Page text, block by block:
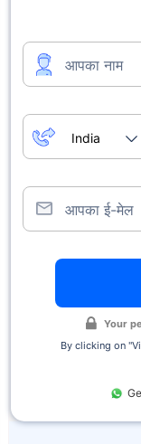
आपका नाम
आपका ई-मेल
Your
By clicking on